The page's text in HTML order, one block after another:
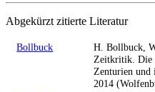
Abgekürzt zitierte Literatur
Bollbuck
H. Bollbuck,
Zeitkritik. Die
Zenturien und
2014